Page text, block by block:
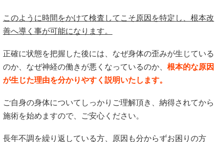
このように時間をかけて検査してこそ原因を特定し、根本改
善へ導く事が可能になります。
正確に状態を把握した後には、なぜ身体の歪みが生じている
のか、なぜ神経の働きが悪くなっているのか、 根本的な原因
が生じた理由を分かりやすく説明いたします。
ご自身の身体についてしっかりご理解頂き、納得されてから
施術を始めますので、ご安心ください。
長年不調を繰り返している方、原因も分からずお困りの方